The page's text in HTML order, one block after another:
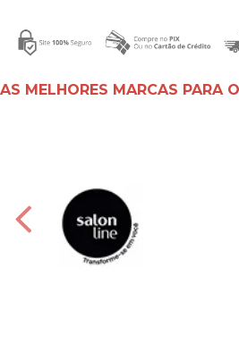
AS MELHORES MARCAS PARA